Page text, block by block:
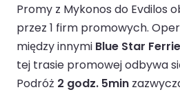
Promy z Mykonos do Evdilos
przez 1 firm promowych.
między innymi Blue Star
tej trasie promowej odbywa
Podróż 2 godz. 5min